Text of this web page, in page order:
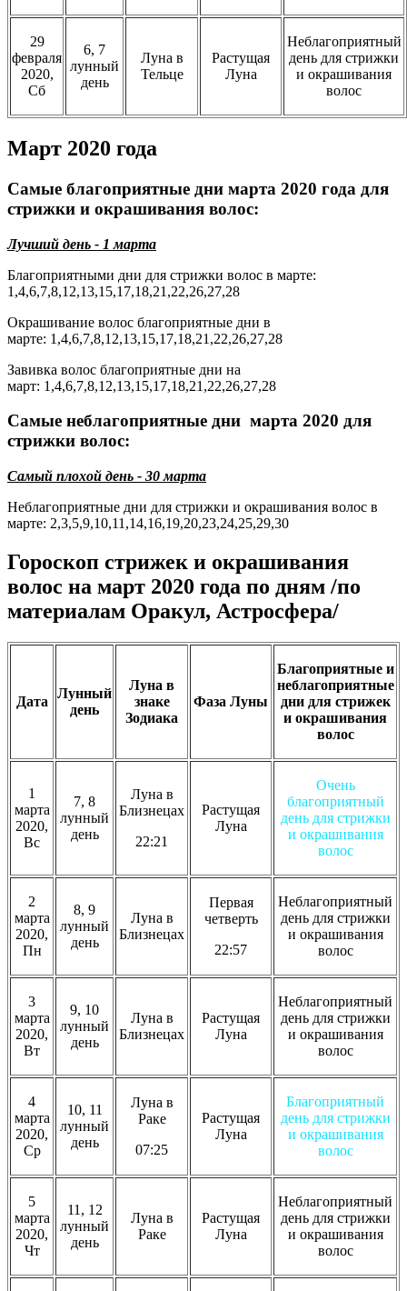
29
февраля
2020,
Сб
6, 7
лунный
день
Луна в
Тельце
Растущая
Луна
Неблагоприятный
день для стрижки
и окрашивания
волос
Март 2020 года
Самые благоприятные дни марта 2020 года для
стрижки и окрашивания волос:
Лучший день - 1 марта
Благоприятными дни для стрижки волос в марте:
1,4,6,7,8,12,13,15,17,18,21,22,26,27,28
Окрашивание волос благоприятные дни в
марте: 1,4,6,7,8,12,13,15,17,18,21,22,26,27,28
Завивка волос благоприятные дни на
март: 1,4,6,7,8,12,13,15,17,18,21,22,26,27,28
Самые неблагоприятные дни марта 2020 для
стрижки волос:
Самый плохой день - 30 марта
Неблагоприятные дни для стрижки и окрашивания волос в
марте: 2,3,5,9,10,11,14,16,19,20,23,24,25,29,30
Гороскоп стрижек и окрашивания
волос на март 2020 года по дням /по
материалам Оракул, Астросфера/
Дата
Лунный
день
Луна в
знаке
Зодиака
Фаза Луны
Благоприятные и
неблагоприятные
дни для стрижек
и окрашивания
волос
1
марта
2020,
Вс
7, 8
лунный
день
Луна в
Близнецах
22:21
Растущая
Луна
Очень
благоприятный
день для стрижки
и окрашивания
волос
2
марта
2020,
Пн
8, 9
лунный
день
Луна в
Близнецах
Первая
четверть
22:57
Неблагоприятный
день для стрижки
и окрашивания
волос
3
марта
2020,
Вт
9, 10
лунный
день
Луна в
Близнецах
Растущая
Луна
Неблагоприятный
день для стрижки
и окрашивания
волос
4
марта
2020,
Ср
10, 11
лунный
день
Луна в
Раке
07:25
Растущая
Луна
Благоприятный
день для стрижки
и окрашивания
волос
5
марта
2020,
Чт
11, 12
лунный
день
Луна в
Раке
Растущая
Луна
Неблагоприятный
день для стрижки
и окрашивания
волос